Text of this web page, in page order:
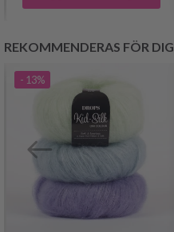
REKOMMENDERAS FÖR DIG
- 13%